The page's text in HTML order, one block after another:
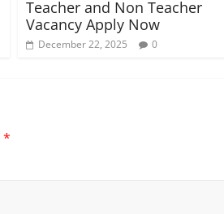
Teacher and Non Teacher
Vacancy Apply Now
December 22, 2025 0
*